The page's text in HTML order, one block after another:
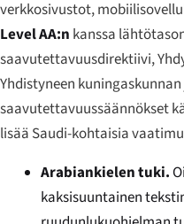
verkkosivustot,
Level AA:n kanssa
saavutettavuusdirektiivi,
Yhdistyneen
saavutettavuussäännökset
lisää Saudi-kohtaisia
Arabiankielen tuki.
kaksisuuntainen